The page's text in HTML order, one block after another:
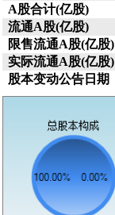
A股合计(亿股)
流通A股(亿股)
限售流通A股(亿股)
实际流通A股(亿股)
股本变动公告日期